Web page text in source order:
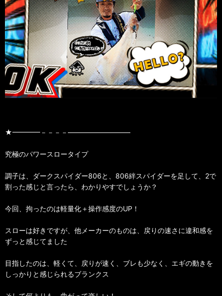
★━━━━－－－－—————————
究極のパワースロータイプ
調子は、ダークスパイダー806と、806絆スパイダーを足して、2で
割った感じと言ったら、わかりやすでしょうか？
今回、拘ったのは軽量化＋操作感度のUP！
スローは好きですが、他メーカーのものは、戻りの速さに違和感を
ずっと感じてました
目指したのは、軽くて、戻りが速く、ブレも少なく、エギの動きを
しっかりと感じられるブランクス